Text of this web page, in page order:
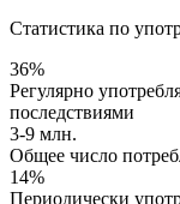
Статистика по
36%
Регулярно
последствиями
3-9 млн.
Общее число
14%
Периодически